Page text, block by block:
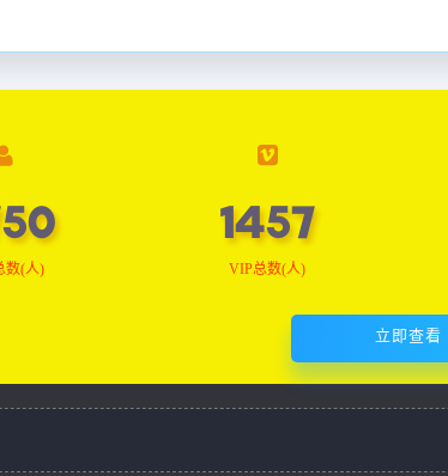
数(人)
1464
VIP总数(人)
立即查看